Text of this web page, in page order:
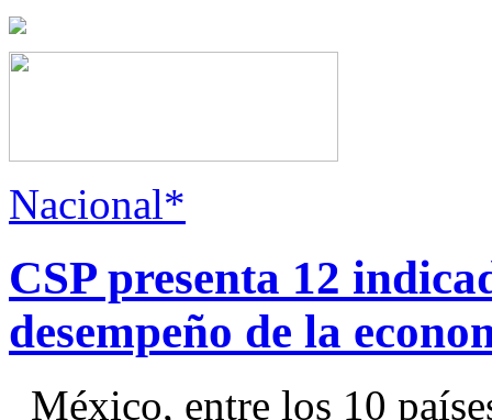
Nacional*
CSP presenta 12
desempeño de la
México, entre los 10